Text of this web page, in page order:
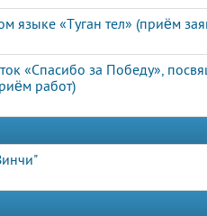
языке «Туган тел» (приём
«Спасибо за Победу»,
работ)